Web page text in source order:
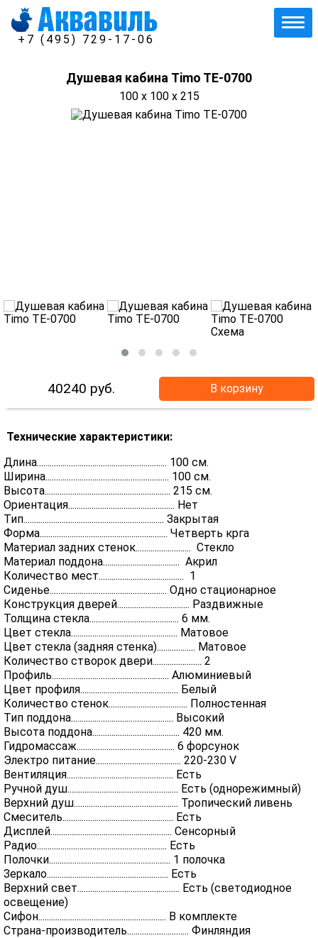
+7 (495) 729-17-06
Душевая кабина Timo TE-0700
100 x 100 x 215
40240 руб. В корзину
Технические характеристики:
Длина............................................................. 100 см.
Ширина.......................................................... 100 см.
Высота........................................................... 215 см.
Ориентация.................................................. Нет
Тип.................................................................. Закрытая
Форма............................................................ Четверть крга
Материал задних стенок.......................... Стекло
Материал поддона.................................... Акрил
Количество мест........................................ 1
Сиденье....................................................... Одно стационарное
Конструкция дверей.................................. Раздвижные
Толщина стекла.......................................... 6 мм.
Цвет стекла.................................................. Матовое
Цвет стекла (задняя стенка).................. Матовое
Количество створок двери....................... 2
Профиль....................................................... Алюминиевый
Цвет профиля.............................................. Белый
Количество стенок..................................... Полностенная
Тип поддона................................................ Высокий
Высота поддона......................................... 420 мм.
Гидромассаж.............................................. 6 форсунок
Электро питание........................................ 220-230 V
Вентиляция.................................................. Есть
Ручной душ.................................................... Есть (однорежимный)
Верхний душ................................................. Тропический ливень
Смеситель.................................................... Есть
Дисплей......................................................... Сенсорный
Радио............................................................. Есть
Полочки......................................................... 1 полочка
Зеркало......................................................... Есть
Верхний свет................................................ Есть (светодиодное
освещение)
Сифон............................................................ В комплекте
Страна-производитель............................. Финляндия